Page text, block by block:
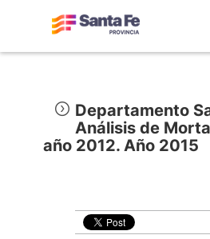
Departamento
Análisis de
año 2012. Año 2015